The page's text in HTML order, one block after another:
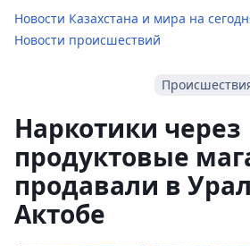
Новости Казахстана и мира на
Новости происшествий
Наркотики через
продуктовые
продавали в
Актобе